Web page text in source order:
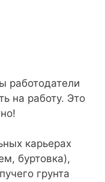
работодатели
на работу. Это
карьерах
буртовка),
грунта